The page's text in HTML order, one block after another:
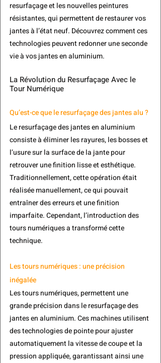
resurfaçage et les nouvelles peintures
résistantes, qui permettent de restaurer vos
jantes à l’état neuf. Découvrez comment ces
technologies peuvent redonner une seconde
vie à vos jantes en aluminium.
La Révolution du Resurfaçage Avec le
Tour Numérique
Qu’est-ce que le resurfaçage des jantes alu ?
Le resurfaçage des jantes en aluminium
consiste à éliminer les rayures, les bosses et
l’usure sur la surface de la jante pour
retrouver une finition lisse et esthétique.
Traditionnellement, cette opération était
réalisée manuellement, ce qui pouvait
entraîner des erreurs et une finition
imparfaite. Cependant, l’introduction des
tours numériques a transformé cette
technique.
Les tours numériques : une précision
inégalée
Les tours numériques, permettent une
grande précision dans le resurfaçage des
jantes en aluminium. Ces machines utilisent
des technologies de pointe pour ajuster
automatiquement la vitesse de coupe et la
pression appliquée, garantissant ainsi une